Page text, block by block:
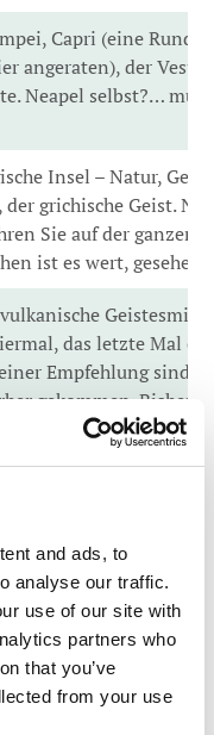
and ads, to
analyse our traffic.
use of our site with
partners who
that you’ve
from your use
Capri (eine
angeraten), der
Neapel selbst?…
Insel – Natur,
grichische Geist.
Sie auf der ganzen
ist es wert, gesehen
das letzte Mal
Empfehlung sind
gekommen. Bisher
Island auf dieser –
Gletscher, wenn
einen auf